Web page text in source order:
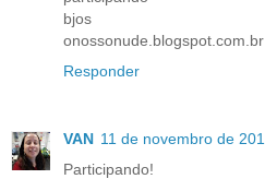
bjos
onossonude.blogspot.com.br
Responder
VAN 11 de novembro de
Participando!